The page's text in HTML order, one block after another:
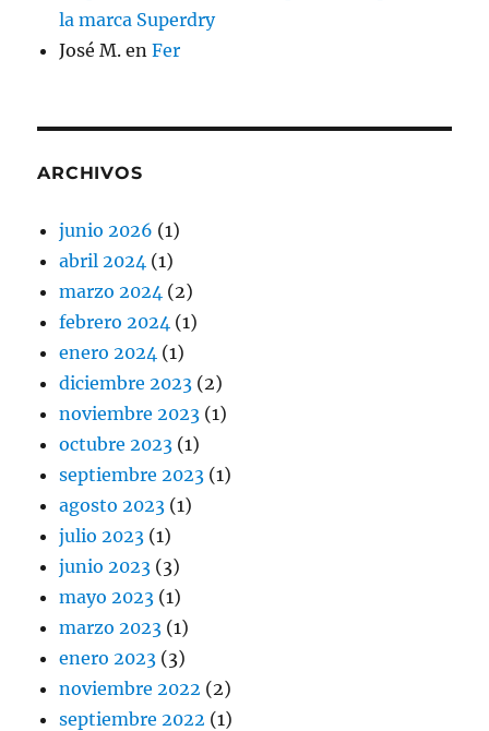
la marca Superdry
José M. enFer
ARCHIVOS
junio 2026 (1)
abril 2024 (1)
marzo 2024 (2)
febrero 2024 (1)
enero 2024 (1)
diciembre 2023 (2)
noviembre 2023 (1)
octubre 2023 (1)
septiembre 2023 (1)
agosto 2023 (1)
julio 2023 (1)
junio 2023 (3)
mayo 2023 (1)
marzo 2023 (1)
enero 2023 (3)
noviembre 2022 (2)
septiembre 2022 (1)